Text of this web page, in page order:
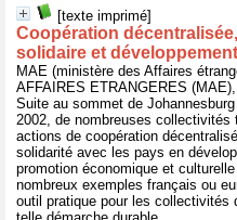
[texte imprimé]
Coopération
solidaire et
MAE (ministère des Affaires
AFFAIRES ETRANGERES
Suite au sommet de
2002, de nombreuses collectivités
actions de coopération
solidarité avec les pays en
promotion économique et
nombreux exemples français ou
outil pratique pour les collectivités